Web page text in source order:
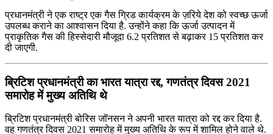
प्रधानमंत्री ने एक राष्‍ट्र एक गैस ग्रिड कार्यक्रम के ज़रिये देश को स्‍वच्‍छ ऊर्जा
उपलब्‍ध कराने का आश्‍वासन दिया है. उन्‍होंने कहा कि ऊर्जा उत्‍पादन में
प्राकृतिक गैस की हिस्‍सेदारी मौजूदा 6.2 प्रतिशत से बढ़ाकर 15 प्रतिशत कर
दी जाएगी.
ब्रिटिश प्रधानमंत्री का भारत यात्रा रद्द, गणतंत्र दिवस 2021
समारोह में मुख्य अतिथि थे
ब्रिटिश प्रधानमंत्री बोरिस जॉनसन ने अपनी भारत यात्रा को रद्द कर दिया है.
वह गणतंत्र दिवस 2021 समारोह में मुख्य अतिथि के रूप में शामिल होने वाले थे.